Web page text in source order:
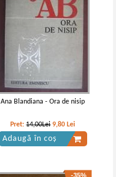
Ana Blandiana - Ora de nisip
Pret:14,00Lei 9,80 Lei
Adaugă în coș
-35%